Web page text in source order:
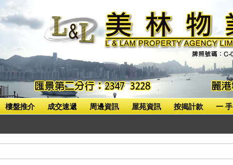
樓盤推介 成交速遞 周邊資訊 屋苑資訊 按揭計款 一 手